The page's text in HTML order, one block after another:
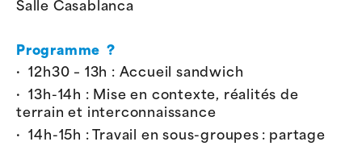
Salle Casablanca
Programme ?
· 12h30 – 13h : Accueil sandwich
· 13h-14h : Mise en contexte, réalités de
terrain et interconnaissance
· 14h-15h : Travail en sous-groupes : partage